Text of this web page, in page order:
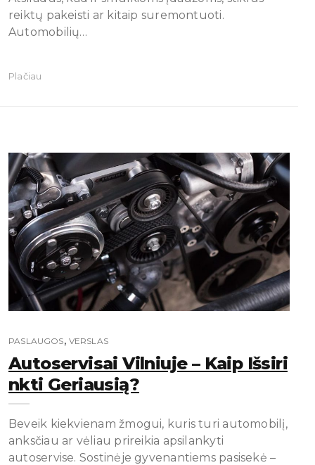
reiktų pakeisti ar kitaip suremontuoti.
Automobilių…
Plačiau
PASLAUGOS, VERSLAS
Autoservisai Vilniuje – Kaip Išsiri
Nkti Geriausią?
Beveik kiekvienam žmogui, kuris turi automobilį,
anksčiau ar vėliau prireikia apsilankyti
autoservise. Sostinėje gyvenantiems pasisekė –